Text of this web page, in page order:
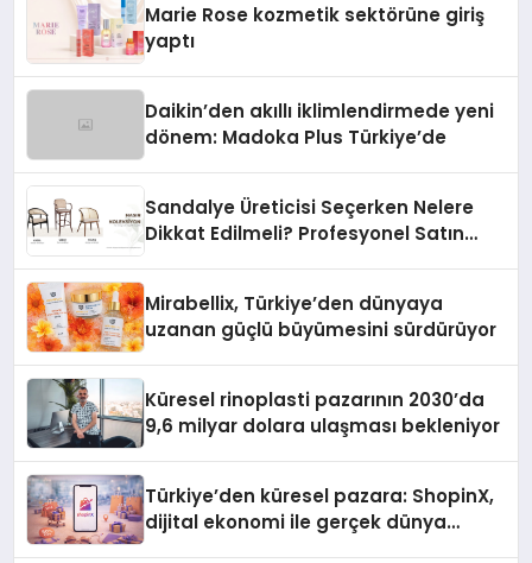
Marie Rose kozmetik sektörüne giriş
yaptı
Daikin’den akıllı iklimlendirmede yeni
dönem: Madoka Plus Türkiye’de
Sandalye Üreticisi Seçerken Nelere
Dikkat Edilmeli? Profesyonel Satın
Mirabellix, Türkiye’den dünyaya
uzanan güçlü büyümesini sürdürüyor
Küresel rinoplasti pazarının 2030’da
9,6 milyar dolara ulaşması bekleniyor
Türkiye’den küresel pazara: ShopinX,
dijital ekonomi ile gerçek dünya